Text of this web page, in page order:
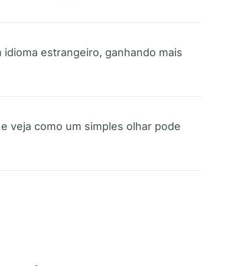
estrangeiro, ganhando mais
veja como um simples olhar pode